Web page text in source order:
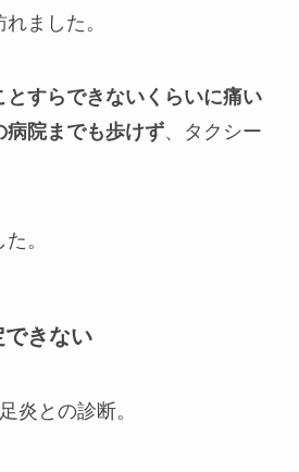
ました。
すらできないくらいに痛い
病院までも歩けず、タクシー
。
きない
炎との診断。